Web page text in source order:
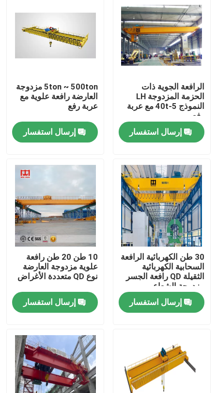
منزل
المنتجات
حول بنا
جولة في المعمل
ضبط الجودة
اتصل بنا
رافعة متحركة علوية
رافعة علوية بعارضة واحدة
رافعة قنطرية متحركة بعارضة مزدوجة
الرافعة الجوية ذات
الحزمة المزدوجة LH
النموذج 5-40t مع عربة
رفع
إرسال استفسار
5ton ~ 500ton مزدوجة
العارضة رافعة علوية مع
عربة رفع
إرسال استفسار
30 طن الكهربائية الرافعة
السحابية الكهربائية
الثقيلة QD رافعة الجسر
مزدوجة الشعاع
إرسال استفسار
10 طن 20 طن رافعة
علوية مزدوجة العارضة
نوع QD متعددة الأغراض
إرسال استفسار